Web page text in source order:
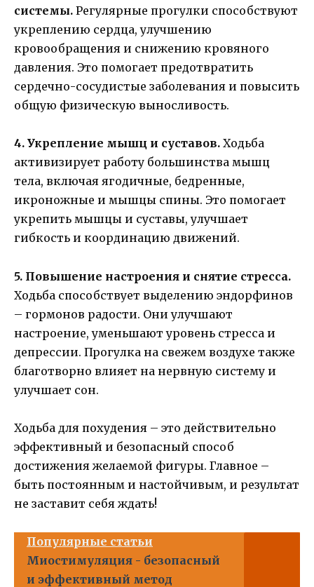
системы. Регулярные прогулки способствуют
укреплению сердца, улучшению
кровообращения и снижению кровяного
давления. Это помогает предотвратить
сердечно-сосудистые заболевания и повысить
общую физическую выносливость.
4. Укрепление мышц и суставов. Ходьба
активизирует работу большинства мышц
тела, включая ягодичные, бедренные,
икроножные и мышцы спины. Это помогает
укрепить мышцы и суставы, улучшает
гибкость и координацию движений.
5. Повышение настроения и снятие стресса.
Ходьба способствует выделению эндорфинов
– гормонов радости. Они улучшают
настроение, уменьшают уровень стресса и
депрессии. Прогулка на свежем воздухе также
благотворно влияет на нервную систему и
улучшает сон.
Ходьба для похудения – это действительно
эффективный и безопасный способ
достижения желаемой фигуры. Главное –
быть постоянным и настойчивым, и результат
не заставит себя ждать!
Популярные статьи
Миостимуляция - безопасный
и эффективный метод